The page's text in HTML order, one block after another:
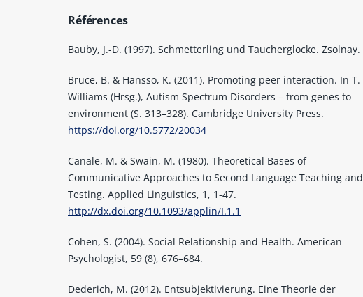
Références
Bauby, J.-D. (1997). Schmetterling und Taucherglocke. Zsolnay.
Bruce, B. & Hansso, K. (2011). Promoting peer interaction. In T.
Williams (Hrsg.), Autism Spectrum Disorders – from genes to
environment (S. 313–328). Cambridge University Press.
https://doi.org/10.5772/20034
Canale, M. & Swain, M. (1980). Theoretical Bases of
Communicative Approaches to Second Language Teaching and
Testing. Applied Linguistics, 1, 1-47.
http://dx.doi.org/10.1093/applin/I.1.1
Cohen, S. (2004). Social Relationship and Health. American
Psychologist, 59 (8), 676–684.
Dederich, M. (2012). Entsubjektivierung. Eine Theorie der